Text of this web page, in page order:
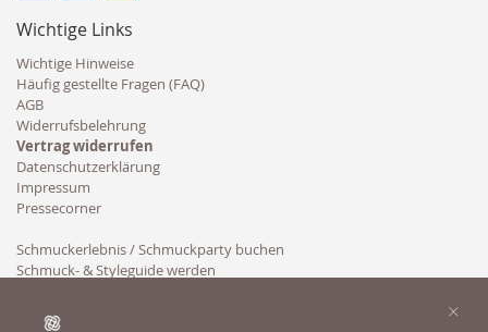
Wichtige Links
Wichtige Hinweise
Häufig gestellte Fragen (FAQ)
AGB
Widerrufsbelehrung
Vertrag widerrufen
Datenschutzerklärung
Impressum
Pressecorner
Schmuckerlebnis / Schmuckparty buchen
Schmuck- & Styleguide werden
×